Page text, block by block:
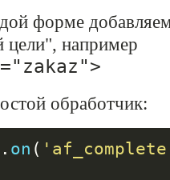
форме
цели", например
обработчик:
on (